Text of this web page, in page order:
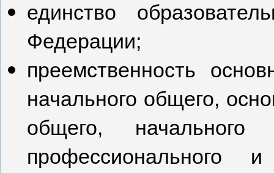
единство
Федерации;
преемственность
начального общего,
общего, начального
профессионального